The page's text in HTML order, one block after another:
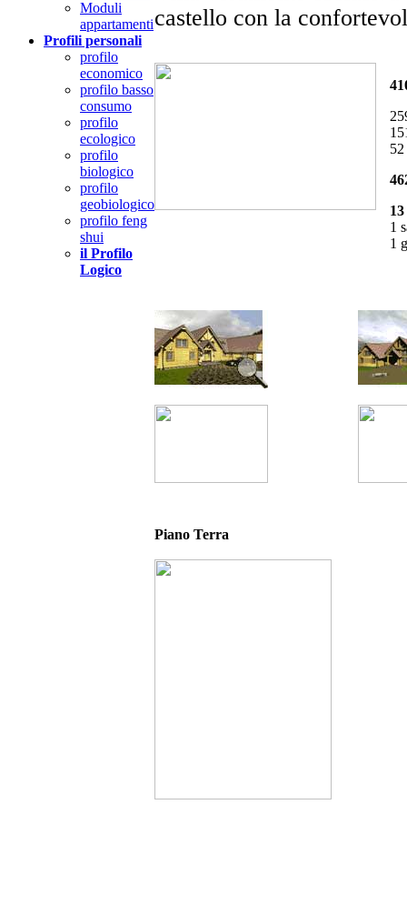
Moduli
appartamenti
Profili personali
profilo
economico
profilo basso
consumo
profilo
ecologico
profilo
biologico
profilo
geobiologico
profilo feng
shui
il Profilo
Logico
castello con la
52
1
1
Piano Terra